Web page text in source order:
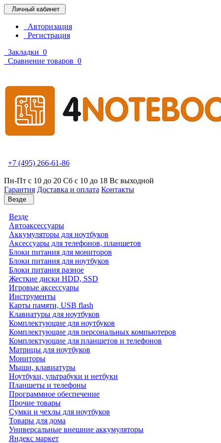
Личный кабинет
Авторизация
Регистрация
Закладки 0
Сравнение товаров 0
+7 (495) 266-61-86
Пн-Пт с 10 до 20 Сб с 10 до 18 Вс выходной
Гарантия Доставка и оплата Контакты
Везде
Везде
Автоаксессуары
Аккумуляторы для ноутбуков
Аксессуары для телефонов, планшетов
Блоки питания для мониторов
Блоки питания для ноутбуков
Блоки питания разное
Жесткие диски HDD, SSD
Игровые аксессуары
Инструменты
Карты памяти, USB flash
Клавиатуры для ноутбуков
Комплектующие для ноутбуков
Комплектующие для персональных компьютеров
Комплектующие для планшетов и телефонов
Матрицы для ноутбуков
Мониторы
Мыши, клавиатуры
Ноутбуки, ультрабуки и нетбуки
Планшеты и телефоны
Программное обеспечение
Прочие товары
Сумки и чехлы для ноутбуков
Товары для дома
Универсальные внешние аккумуляторы
Яндекс маркет